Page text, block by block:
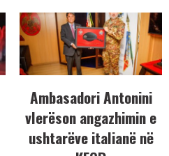
Ambasadori Antonini
vlerëson angazhimin e
ushtarëve italianë në